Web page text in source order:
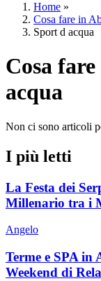
Home »
Cosa fare in
Sport d acqua
Cosa
acqua
Non ci sono articoli
I più letti
La Festa dei
Millenario tra i
Angelo
Terme e SPA
Weekend di